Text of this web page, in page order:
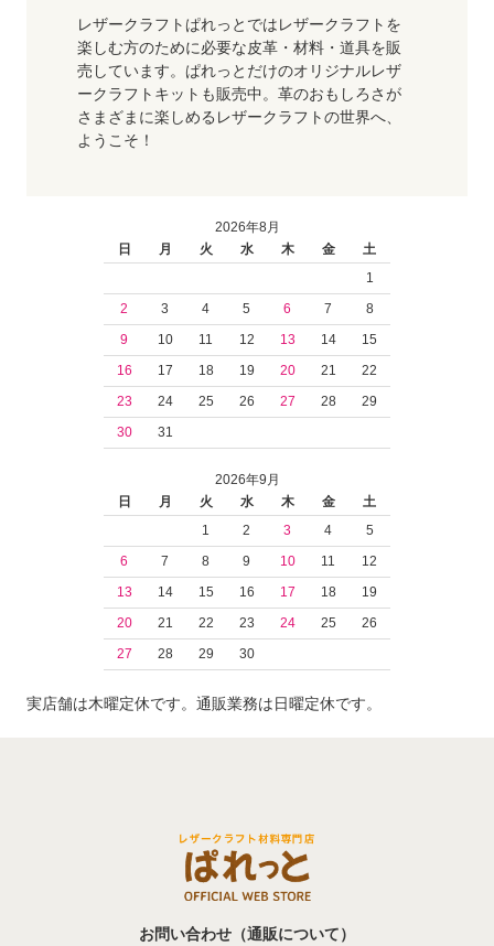
レザークラフトぱれっとではレザークラフトを
楽しむ方のために必要な皮革・材料・道具を販
売しています。ぱれっとだけのオリジナルレザ
ークラフトキットも販売中。革のおもしろさが
さまざまに楽しめるレザークラフトの世界へ、
ようこそ！
2026年8月
日
月 火 水 木 金
土
1
2
3 4 5 6 7
8
9
10 11 12 13 14
15
16
17 18 19 20 21
22
23
24 25 26 27 28
29
30
31
2026年9月
日
月 火 水 木 金
土
1
2 3 4
5
6
7 8 9 10 11
12
13
14 15 16 17 18
19
20
21 22 23 24 25
26
27
28 29 30
実店舗は木曜定休です。通販業務は日曜定休です。
お問い合わせ（通販について）